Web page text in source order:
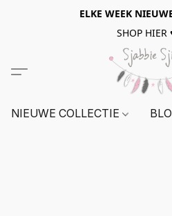
ELKE WEEK
SHOP HIER
NIEUWE COLLECTIE